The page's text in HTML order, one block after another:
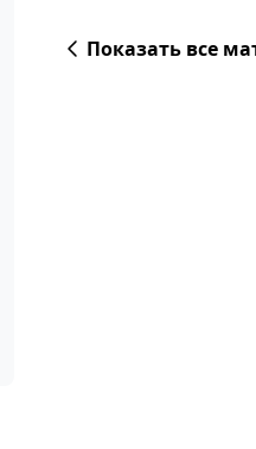
Показать все